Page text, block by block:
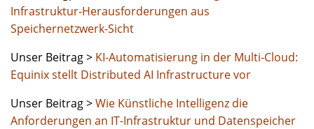
Infrastruktur-Herausforderungen aus
Speichernetzwerk-Sicht
Unser Beitrag > KI-Automatisierung in der Multi-Cloud:
Equinix stellt Distributed AI Infrastructure vor
Unser Beitrag >Wie Künstliche Intelligenz die
Anforderungen an IT-Infrastruktur und Datenspeicher